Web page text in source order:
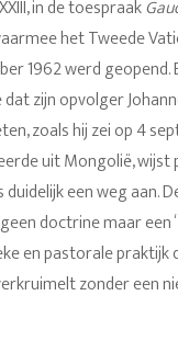
in de toespraak
het Tweede
1962 werd geopend.
zijn opvolger
zoals hij zei op 4
uit Mongolië, wijst
duidelijk een weg aan.
doctrine maar een
en pastorale praktijk
zonder een